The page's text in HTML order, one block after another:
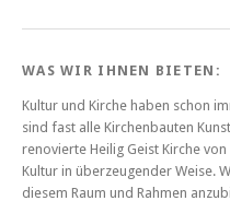
WAS WIR IHNEN BIETEN:
Kultur und Kirche haben schon
sind fast alle Kirchenbauten
renovierte Heilig Geist Kirche
Kultur in überzeugender Weise.
diesem Raum und Rahmen